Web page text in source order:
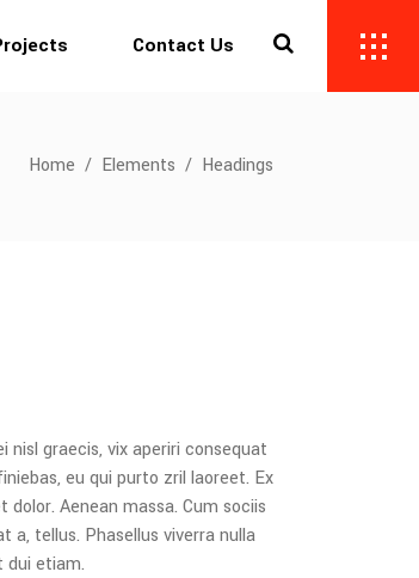
Contact Us
Home / Elements / Headings
nisl graecis, vix aperiri consequat
eu qui purto zril laoreet. Ex
Aenean massa. Cum sociis
a, tellus. Phasellus viverra nulla
dui etiam.